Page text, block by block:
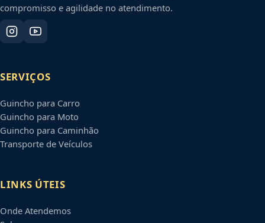
compromisso e agilidade no atendimento.
SERVIÇOS
Guincho para Carro
Guincho para Moto
Guincho para Caminhão
Transporte de Veículos
LINKS ÚTEIS
Onde Atendemos